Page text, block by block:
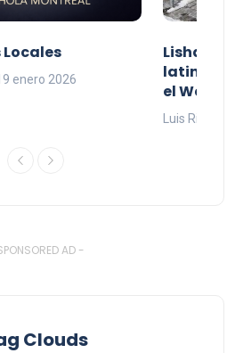
enero 2026
Lishaam
latinos
el West
Luis Rios
AD -
Clouds